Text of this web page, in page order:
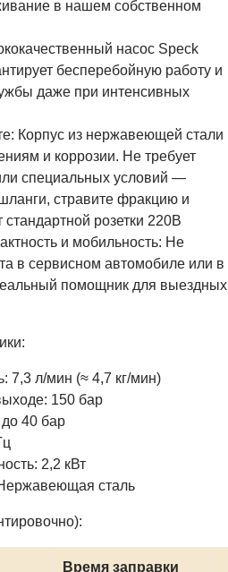
в нашем собственном
насос Speck
бесперебойную работу и
даже при интенсивных
Корпус из нержавеющей стали
и коррозии. Не требует
специальных условий —
стравите фракцию и
стандартной розетки 220В
и мобильность: Не
в сервисном автомобиле или в
помощник для выездных
7,3 л/мин (≈ 4,7 кг/мин)
150 бар
40 бар
2,2 кВт
сталь
Время заправки